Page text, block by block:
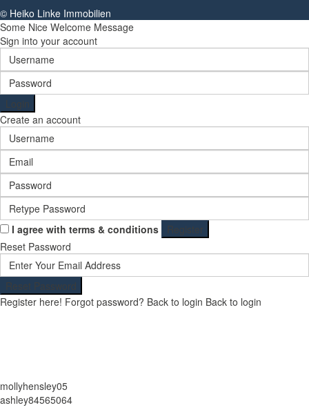
© Heiko Linke Immobilien
Some Nice Welcome Message
Sign into your account
Login
Create an account
I agree with terms & conditions
Register
Reset Password
Reset Password
Register here! Forgot password? Back to login Back to login
mollyhensley05
ashley84565064